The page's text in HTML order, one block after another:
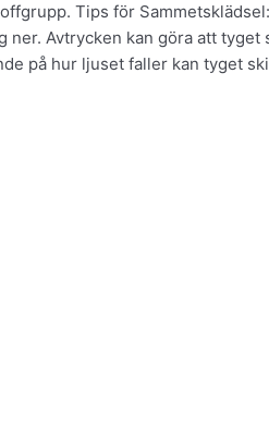
Tips för
ner. Avtrycken kan göra att
på hur ljuset faller kan tyget